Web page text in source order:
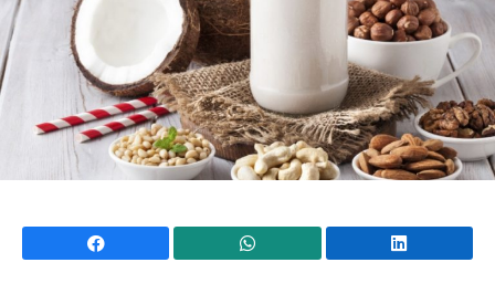
Facebook WhatsApp